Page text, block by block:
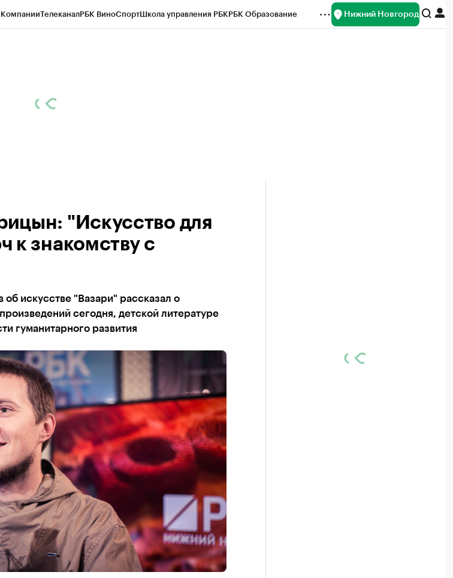
ТелеканалРБК ВиноСпортШкола управления РБКРБК Образование Нижний Новгород
"Искусство для
к знакомству с
об искусстве "Вазари" рассказал о
сегодня, детской литературе
гуманитарного развития